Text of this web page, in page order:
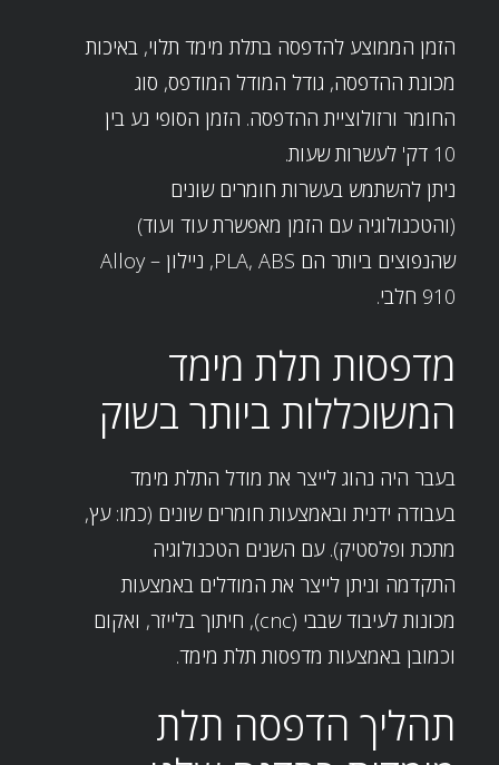
הזמן הממוצע להדפסה בתלת מימד תלוי, באיכות
מכונת ההדפסה, גודל המודל המודפס, סוג
החומר ורזולוציית ההדפסה. הזמן הסופי נע בין
ניתן להשתמש בעשרות חומרים שונים
(והטכנולוגיה עם הזמן מאפשרת עוד ועוד)
שהנפוצים ביותר הם PLA, ABS, ניילון – Alloy
910 חלבי.
מדפסות תלת מימד
המשוכללות ביותר בשוק
בעבר היה נהוג לייצר את מודל התלת מימד
בעבודה ידנית ובאמצעות חומרים שונים (כמו: עץ,
מתכת ופלסטיק). עם השנים הטכנולוגיה
התקדמה וניתן לייצר את המודלים באמצעות
מכונות לעיבוד שבבי (cnc), חיתוך בלייזר, ואקום
וכמובן באמצעות מדפסות תלת מימד.
תהליך הדפסה תלת